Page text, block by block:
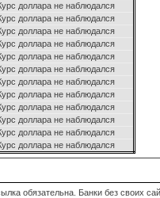
доллара не наблюдался
доллара не наблюдался
доллара не наблюдался
доллара не наблюдался
доллара не наблюдался
доллара не наблюдался
доллара не наблюдался
доллара не наблюдался
доллара не наблюдался
доллара не наблюдался
доллара не наблюдался
доллара не наблюдался
обязательна. Банки без своих